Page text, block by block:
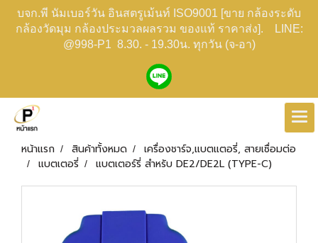
บจก.พี นัมเบอร์วัน อินสตรูเม้นท์ ISO9001 [ขาย กล้องระดับ
กล้องวัดมุม กล้องประมวลผลรวม ของแท้ ราคาส่ง]. LINE:
@998-P1 8.30. - 19.30น. ทุกวัน (จ-อา)
หน้าแรก สินค้าทั้งหมด
เครื่องชาร์จ,แบตแตอรี่, สายเซื่อมต่อ
แบตเตอรี่
แบตเตอร์รี่ สำหรับ DE2/DE2L (TYPE-C)